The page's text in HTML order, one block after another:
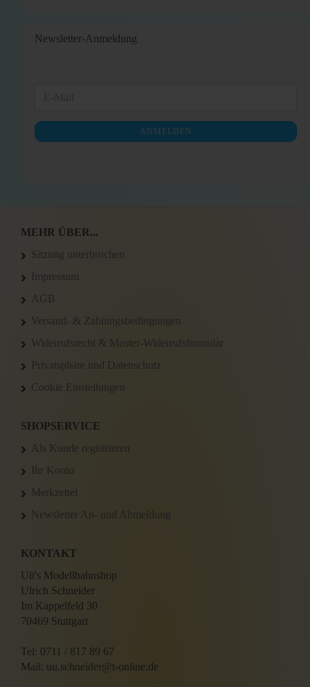
Newsletter-Anmeldung
NEWSLETTER-
ANMELDUNG
ANMELDEN
MEHR ÜBER...
Sitzung unterbrochen
Impressum
AGB
Versand- & Zahlungsbedingungen
Widerrufsrecht & Muster-Widerrufsformular
Privatsphäre und Datenschutz
Cookie Einstellungen
SHOPSERVICE
Als Kunde registrieren
Ihr Konto
Merkzettel
Newsletter An- und Abmeldung
KONTAKT
Uli's Modellbahnshop
Ulrich Schneider
Im Kappelfeld 30
70469 Stuttgart
Tel: 0711 / 817 89 67
Mail: uu.schneider@t-online.de